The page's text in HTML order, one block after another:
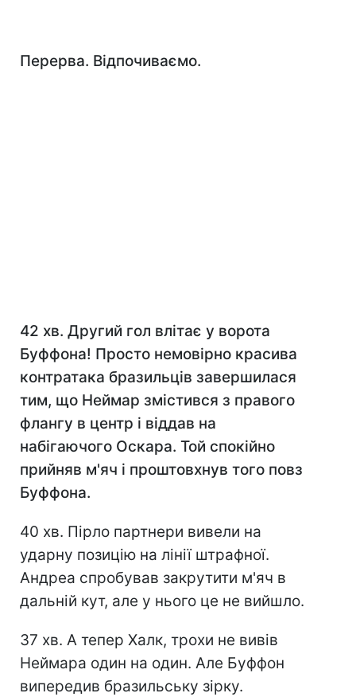
Перерва. Відпочиваємо.
42 хв. Другий гол влітає у ворота
Буффона! Просто немовірно красива
контратака бразильців завершилася
тим, що Неймар змістився з правого
флангу в центр і віддав на
набігаючого Оскара. Той спокійно
прийняв м'яч і проштовхнув того повз
Буффона.
40 хв. Пірло партнери вивели на
ударну позицію на лінії штрафної.
Андреа спробував закрутити м'яч в
дальній кут, але у нього це не вийшло.
37 хв. А тепер Халк, трохи не вивів
Неймара один на один. Але Буффон
випередив бразильську зірку.